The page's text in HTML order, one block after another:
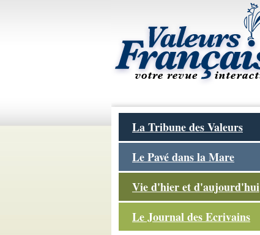
La Tribune des Valeurs
Le Pavé dans la Mare
Vie d'hier et d'aujourd'hui
Le Journal des Ecrivains